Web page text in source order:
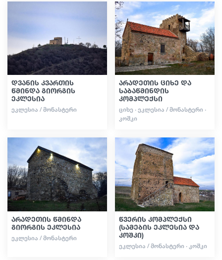
დაგეგმე მოგზაურობა
საქართველო
დვანის კვართის
წმინდა გიორგის
ეკლესია
ᲔᲙᲚᲔᲡᲘᲐ / ᲛᲝᲜᲐᲡᲢᲔᲠᲘ
არადეთის ციხე და
საბაწმინდის
კომპლექსი
ᲪᲘᲮᲔ · ᲔᲙᲚᲔᲡᲘᲐ / ᲛᲝᲜᲐᲡᲢᲔᲠᲘ ·
ᲙᲝᲨᲙᲘ
არადეთის წმინდა
გიორგის ეკლესია
ᲔᲙᲚᲔᲡᲘᲐ / ᲛᲝᲜᲐᲡᲢᲔᲠᲘ
წვერის კომპლექსი
(სამების ეკლესია და
კოშკი)
ᲔᲙᲚᲔᲡᲘᲐ / ᲛᲝᲜᲐᲡᲢᲔᲠᲘ · ᲙᲝᲨᲙᲘ